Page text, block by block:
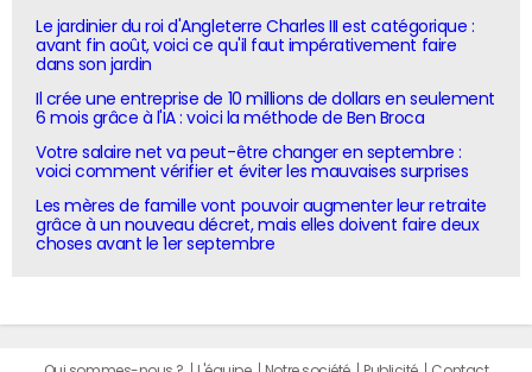
Le jardinier du roi d'Angleterre Charles III est catégorique :
avant fin août, voici ce qu'il faut impérativement faire
dans son jardin
Il crée une entreprise de 10 millions de dollars en seulement
6 mois grâce à l'IA : voici la méthode de Ben Broca
Votre salaire net va peut-être changer en septembre :
voici comment vérifier et éviter les mauvaises surprises
Les mères de famille vont pouvoir augmenter leur retraite
grâce à un nouveau décret, mais elles doivent faire deux
choses avant le 1er septembre